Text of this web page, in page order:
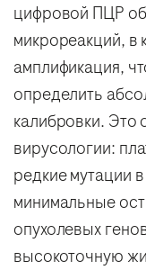
цифровой ПЦР
микрореакций, в
амплификация,
определить
калибровки. Это
вирусологии:
редкие мутации
минимальные
опухолевых
высокоточную